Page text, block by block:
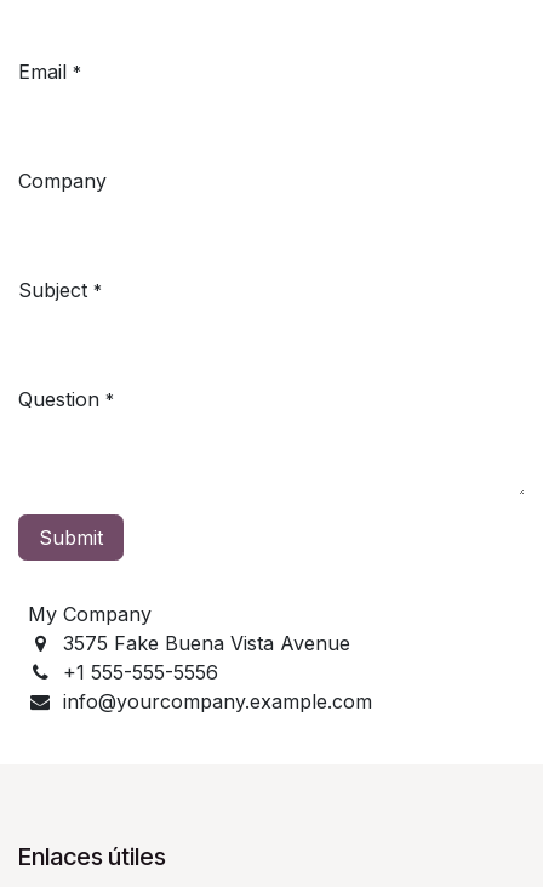
Email *
Company
Subject *
Question *
Submit
My Company
3575 Fake Buena Vista Avenue
+1 555-555-5556
info@yourcompany.example.com
Enlaces útiles